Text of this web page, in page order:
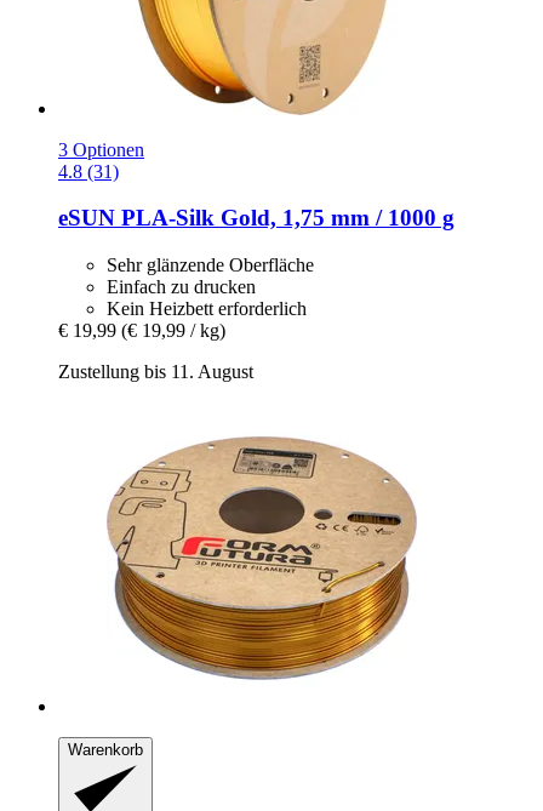
3 Optionen
4.8 (31)
eSUN PLA-​Silk Gold, 1,75 mm / 1000 g
Sehr glänzende Oberfläche
Einfach zu drucken
Kein Heizbett erforderlich
€ 19,99 (€ 19,99 / kg)
Zustellung bis 11. August
Warenkorb